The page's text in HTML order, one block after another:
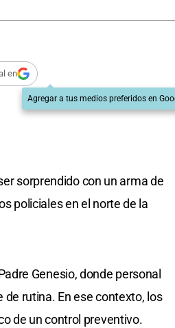
en
Agregar a tus medios preferidos en
sorprendido con un arma de
policiales en el norte de la
Genesio, donde personal
rutina. En ese contexto, los
de un control preventivo.